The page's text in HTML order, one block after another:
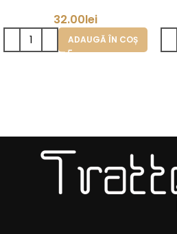
32.00lei
ADAUGĂ ÎN COȘ